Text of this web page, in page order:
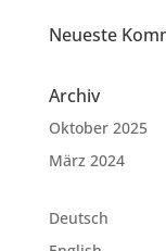
Neueste
Archiv
Oktober 2025
März 2024
Deutsch